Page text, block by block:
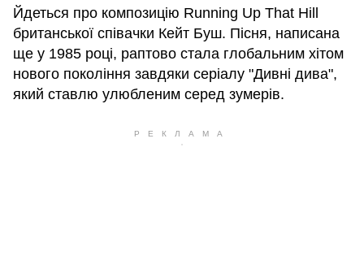
Йдеться про композицію Running Up That Hill
британської співачки Кейт Буш. Пісня, написана
ще у 1985 році, раптово стала глобальним хітом
нового покоління завдяки серіалу "Дивні дива",
який ставлю улюбленим серед зумерів.